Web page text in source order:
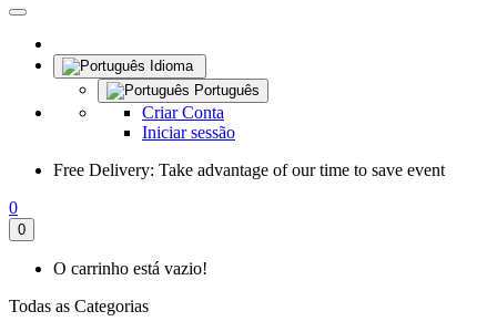
Idioma
Português
Criar Conta
Iniciar sessão
Free Delivery: Take advantage of our time to save event
0
0
O carrinho está vazio!
Todas as Categorias